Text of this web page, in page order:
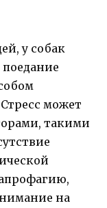
у собак
может
такими
на